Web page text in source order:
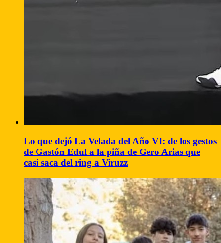
Lo que dejó La Velada del Año VI: de los gestos
de Gastón Edul a la piña de Gero Arias que
casi saca del ring a Viruzz